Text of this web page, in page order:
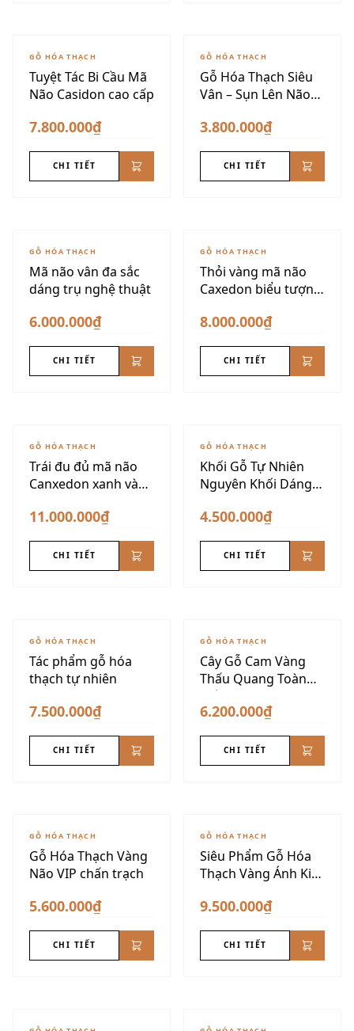
GỖ HÓA THẠCH
Tuyệt Tác Bi Cầu Mã
Não Casidon cao cấp
7.800.000₫
CHI TIẾT
GỖ HÓA THẠCH
Gỗ Hóa Thạch Siêu
Vân – Sụn Lên Não
3.800.000₫
CHI TIẾT
GỖ HÓA THẠCH
Mã não vân đa sắc
dáng trụ nghệ thuật
6.000.000₫
CHI TIẾT
GỖ HÓA THẠCH
Thỏi vàng mã não
Caxedon biểu tượng
8.000.000₫
CHI TIẾT
GỖ HÓA THẠCH
Trái đu đủ mã não
Canxedon xanh vàng
11.000.000₫
CHI TIẾT
GỖ HÓA THẠCH
Khối Gỗ Tự Nhiên
Nguyên Khối Dáng
4.500.000₫
CHI TIẾT
GỖ HÓA THẠCH
Tác phẩm gỗ hóa
thạch tự nhiên
7.500.000₫
CHI TIẾT
GỖ HÓA THẠCH
Cây Gỗ Cam Vàng
Thấu Quang Toàn
Phần
6.200.000₫
CHI TIẾT
GỖ HÓA THẠCH
Gỗ Hóa Thạch Vàng
Não VIP chấn trạch
5.600.000₫
CHI TIẾT
GỖ HÓA THẠCH
Siêu Phẩm Gỗ Hóa
Thạch Vàng Ánh Kim
9.500.000₫
CHI TIẾT